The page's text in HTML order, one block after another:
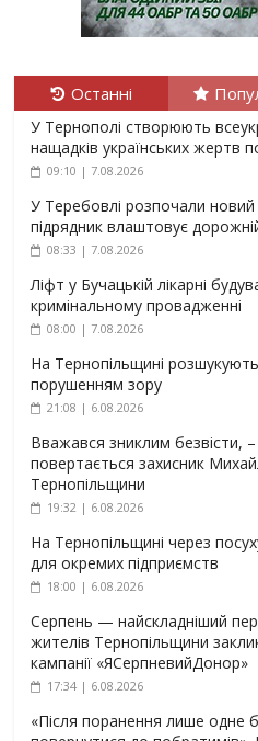
Останні
У Тернополі створюють
нащадків українських жертв
09:10 | 7.08.2026
У Теребовлі розпочали
підрядник влаштовує
08:33 | 7.08.2026
Ліфт у Бучацькій лікарні
кримінальному провадженні
08:00 | 7.08.2026
На Тернопільщині
порушенням зору
21:08 | 6.08.2026
Вважався зниклим безвісти,
повертається захисник
Тернопільщини
19:32 | 6.08.2026
На Тернопільщині через
для окремих підприємств
18:00 | 6.08.2026
Серпень — найскладніший
жителів Тернопільщини
кампанії «ЯСерпневийДонор»
17:34 | 6.08.2026
«Після поранення лише одне